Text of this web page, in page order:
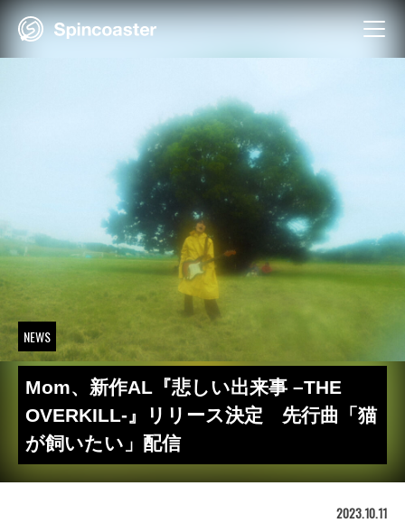
Skip
NEWS
Mom、新作AL『悲しい出来事 –THE
OVERKILL-』リリース決定 先行曲「猫
が飼いたい」配信
2023.10.11